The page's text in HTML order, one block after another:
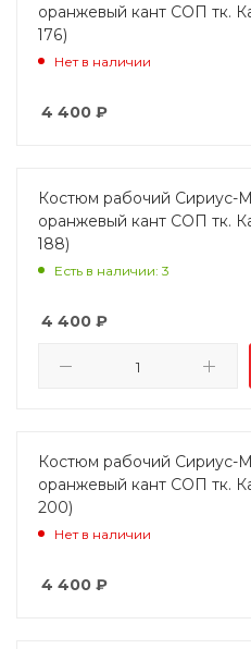
оранжевый кант СОП тк.
176)
Нет в наличии
4 400 ₽
Костюм рабочий Сириус-
оранжевый кант СОП тк.
188)
Есть в наличии: 3
4 400 ₽
Костюм рабочий Сириус-
оранжевый кант СОП тк.
200)
Нет в наличии
4 400 ₽